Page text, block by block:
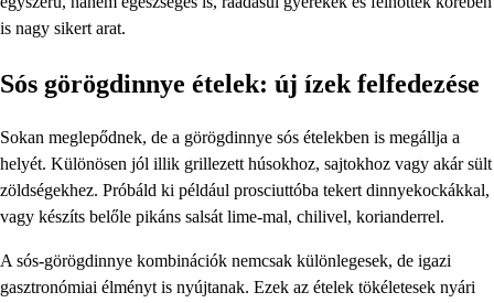
is nagy sikert arat.
Sós görögdinnye ételek: új ízek felfedezése
Sokan meglepődnek, de a görögdinnye sós ételekben is megállja a
helyét. Különösen jól illik grillezett húsokhoz, sajtokhoz vagy akár sült
zöldségekhez. Próbáld ki például prosciuttóba tekert dinnyekockákkal,
vagy készíts belőle pikáns salsát lime-mal, chilivel, korianderrel.
A sós-görögdinnye kombinációk nemcsak különlegesek, de igazi
gasztronómiai élményt is nyújtanak. Ezek az ételek tökéletesek nyári